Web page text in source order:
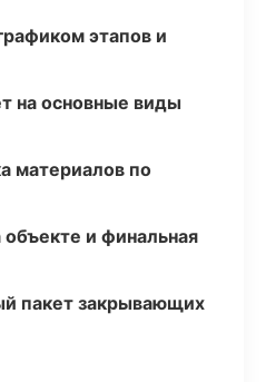
этапов и
на основные виды
материалов по
объекте и финальная
пакет закрывающих